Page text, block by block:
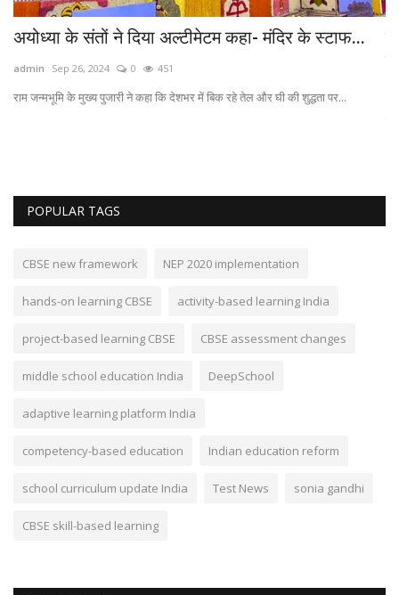
अयोध्या के संतों ने दिया अल्टीमेटम कहा- मंदिर के स्टाफ...
admin Sep 26, 2024 0 451
राम जन्मभूमि के मुख्य पुजारी ने कहा कि देशभर में बिक रहे तेल और घी की शुद्धता पर...
POPULAR TAGS
CBSE new framework NEP 2020 implementation
hands-on learning CBSE activity-based learning India
project-based learning CBSE CBSE assessment changes
middle school education India DeepSchool
adaptive learning platform India
competency-based education Indian education reform
school curriculum update India Test News sonia gandhi
CBSE skill-based learning